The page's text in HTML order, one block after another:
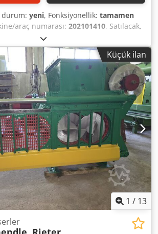
durum: yeni, Fonksiyonellik: tamamen
araç numarası: 202101410, Satılacak,
malı Junya yatay yıkama makinesi.
İkinci bir laminasyon hattı kurmak için
bu gerçekleşmedi. Makine, montajı
hazır halde bir depoda duruyor,
gerekiyor. Makine çok kaliteli ve
sorunsuz çalışıyor. Fiyat: 95.000 PLN
Alezqtbysiokr Koşullar görüşülebilir.
Küçük ilan
1 / 13